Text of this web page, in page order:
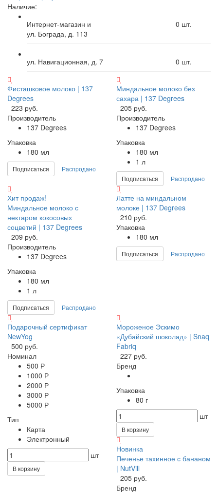
Наличие:
Интернет-магазин и
ул. Бограда, д. 113
0 шт.
ул. Навигационная, д. 7 0 шт.
Фисташковое молоко | 137
Degrees
223 руб.
Производитель
137 Degrees
Упаковка
180 мл
Подписаться Распродано
Миндальное молоко без
сахара | 137 Degrees
205 руб.
Производитель
137 Degrees
Упаковка
180 мл
1 л
Подписаться Распродано
Хит продаж!
Миндальное молоко с
нектаром кокосовых
соцветий | 137 Degrees
209 руб.
Производитель
137 Degrees
Упаковка
180 мл
1 л
Подписаться Распродано
Латте на миндальном
молоке | 137 Degrees
210 руб.
Упаковка
180 мл
Подписаться Распродано
Подарочный сертификат
NewYog
500 руб.
Номинал
500 Р
1000 Р
2000 Р
3000 Р
5000 Р
Тип
Карта
Электронный
шт
В корзину
Мороженое Эскимо
«Дубайский шоколад» | Snaq
Fabriq
227 руб.
Бренд
Упаковка
80 г
шт
В корзину
Новинка
Печенье тахинное с бананом
| NutVill
205 руб.
Бренд